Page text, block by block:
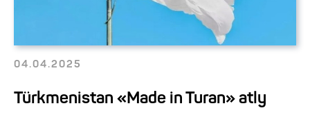
04.04.2025
Türkmenistan «Made in Turan» atly